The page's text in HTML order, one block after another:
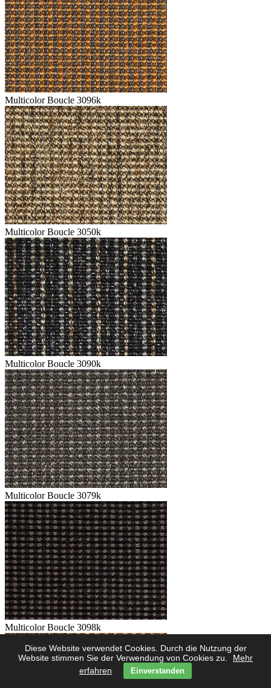
Diese Website verwendet Cookies. Durch die Nutzung der
Website stimmen Sie der Verwendung von Cookies zu.
Mehr
erfahren
Einverstanden
Multicolor Boucle 3096k
Multicolor Boucle 3050k
Multicolor Boucle 3090k
Multicolor Boucle 3079k
Multicolor Boucle 3098k